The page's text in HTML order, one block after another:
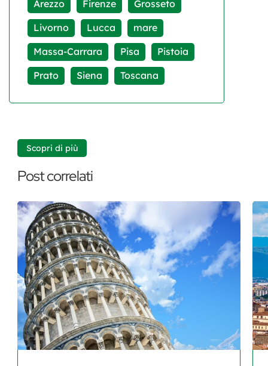
Arezzo Firenze
Grosseto
Livorno
Lucca
mare
Massa-Carrara
Pisa
Pistoia
Prato
Siena Toscana
Scopri di più
Post correlati